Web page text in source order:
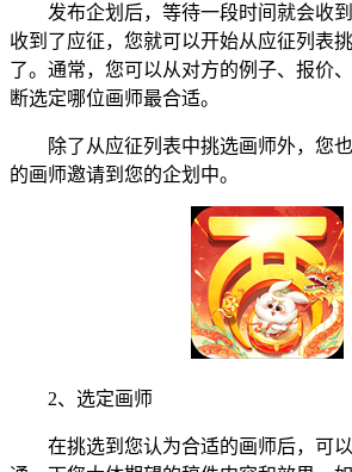
发布企划后，等待一段时间就会收到
收到了应征，您就可以开始从应征列表
了。通常，您可以从对方的例子、报价
断选定哪位画师最合适。
除了从应征列表中挑选画师外，您也
的画师邀请到您的企划中。
2、选定画师
在挑选到您认为合适的画师后，可以